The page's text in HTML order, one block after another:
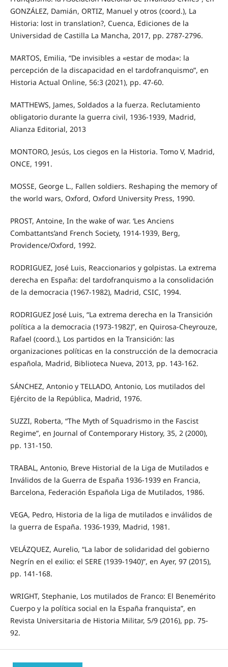
GONZÁLEZ, Damián, ORTIZ, Manuel y otros (coord.), La
Historia: lost in translation?, Cuenca, Ediciones de la
Universidad de Castilla La Mancha, 2017, pp. 2787-2796.
MARTOS, Emilia, “De invisibles a «estar de moda»: la
percepción de la discapacidad en el tardofranquismo”, en
Historia Actual Online, 56:3 (2021), pp. 47-60.
MATTHEWS, James, Soldados a la fuerza. Reclutamiento
obligatorio durante la guerra civil, 1936-1939, Madrid,
Alianza Editorial, 2013
MONTORO, Jesús, Los ciegos en la Historia. Tomo V, Madrid,
ONCE, 1991.
MOSSE, George L., Fallen soldiers. Reshaping the memory of
the world wars, Oxford, Oxford University Press, 1990.
PROST, Antoine, In the wake of war. ‘Les Anciens
Combattants’and French Society, 1914-1939, Berg,
Providence/Oxford, 1992.
RODRIGUEZ, José Luis, Reaccionarios y golpistas. La extrema
derecha en España: del tardofranquismo a la consolidación
de la democracia (1967-1982), Madrid, CSIC, 1994.
RODRIGUEZ José Luis, “La extrema derecha en la Transición
política a la democracia (1973-1982)”, en Quirosa-Cheyrouze,
Rafael (coord.), Los partidos en la Transición: las
organizaciones políticas en la construcción de la democracia
española, Madrid, Biblioteca Nueva, 2013, pp. 143-162.
SÁNCHEZ, Antonio y TELLADO, Antonio, Los mutilados del
Ejército de la República, Madrid, 1976.
SUZZI, Roberta, “The Myth of Squadrismo in the Fascist
Regime”, en Journal of Contemporary History, 35, 2 (2000),
pp. 131-150.
TRABAL, Antonio, Breve Historial de la Liga de Mutilados e
Inválidos de la Guerra de España 1936-1939 en Francia,
Barcelona, Federación Española Liga de Mutilados, 1986.
VEGA, Pedro, Historia de la liga de mutilados e inválidos de
la guerra de España. 1936-1939, Madrid, 1981.
VELÁZQUEZ, Aurelio, “La labor de solidaridad del gobierno
Negrín en el exilio: el SERE (1939-1940)”, en Ayer, 97 (2015),
pp. 141-168.
WRIGHT, Stephanie, Los mutilados de Franco: El Benemérito
Cuerpo y la política social en la España franquista”, en
Revista Universitaria de Historia Militar, 5/9 (2016), pp. 75-
92.